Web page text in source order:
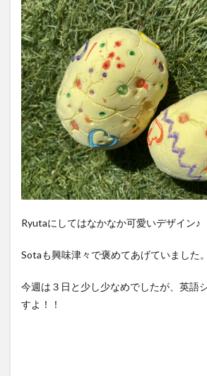
Ryutaにしてはなかなか可愛いデザイン♪
Sotaも興味津々で褒めてあげていました。
今週は３日と少し少なめでしたが、英語
すよ！！